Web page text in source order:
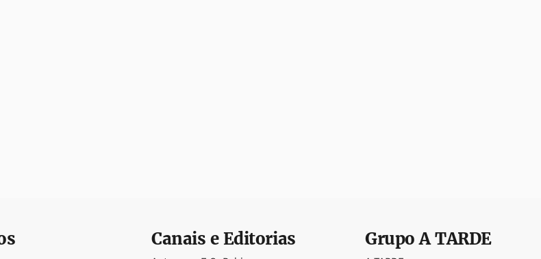
Canais e Editorias GrupoA TARDE